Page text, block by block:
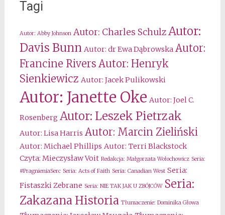
Tagi
Autor: Abby Johnson Autor: Charles SchulzAutor:
Davis Bunn Autor: dr Ewa Dąbrowska Autor:
Francine Rivers Autor: Henryk
Sienkiewicz Autor: Jacek Pulikowski
Autor: Janette Oke Autor: Joel C.
Rosenberg Autor: Leszek Pietrzak
Autor: Lisa Harris Autor: Marcin Zieliński
Autor: Michael Phillips Autor: Terri Blackstock
Czyta: Mieczysław Voit Redakcja: Małgorzata Wołochowicz Seria:
#PragnieniaSerc Seria: Acts of Faith Seria: Canadian West Seria:
Fistaszki Zebrane Seria: NIE TAK JAK U ZBÓJCÓW Seria:
Zakazana Historia Tłumaczenie: Dominika Głowa